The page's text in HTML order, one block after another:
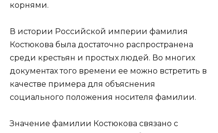
корнями.
В истории Российской империи фамилия
Костюкова была достаточно распространена
среди крестьян и простых людей. Во многих
документах того времени ее можно встретить в
качестве примера для объяснения
социального положения носителя фамилии.
Значение фамилии Костюкова связано с